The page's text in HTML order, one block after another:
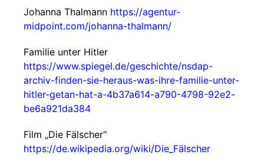
Johanna Thalmann https://agentur-
midpoint.com/johanna-thalmann/
Familie unter Hitler
https://www.spiegel.de/geschichte/nsdap-
archiv-finden-sie-heraus-was-ihre-familie-unter-
hitler-getan-hat-a-4b37a614-a790-4798-92e2-
be6a921da384
Film „Die Fälscher“
https://de.wikipedia.org/wiki/Die_Fälscher